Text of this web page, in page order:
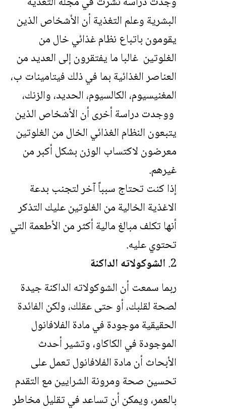
البشرية وعلم التغذية أن الأشخاص الذين
يقومون باتباع نظام غذائي خال من
الغلوتين غالبا ما يفتقرون إلى العديد من
العناصر الغذائية بما في ذلك فيتامينات ب،
المغنيسيوم، الكالسيوم، الحديد، والزنك،
ووجدت دراسة أخرى أن الأشخاص الذين
يتبعون النظام الغذائي الخال من الغلوتين
معرضون لاكتساب الوزن بشكل أكبر من
غيرهم.
إذا كنت تحتاج سبباً آخر لتجنب بدعة
الاغذية الخالية من الغلوتين عليك التذكر
أنها تكلف مبالغ مالية أكثر من الأطعمة التي
تحتوي عليه.
الشوكولاته الداكنة
ربما سمعت أن الشوكولاته الداكنة جيدة
لصحة لقلبك، أو حتى عقلك، ولكن الفائدة
الحقيقية موجودة في مادة الفلافانول
الموجودة في الكاكاو، وتشير أحدث
الأبحاث أن مادة الفلافانول تعمل على
تحسين صحة ومرونة الشرايين مع التقدم
بالعمر، ويمكن أن تساعد في تقليل مخاطر